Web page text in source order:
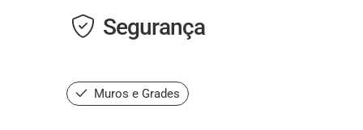
Segurança
Muros e Grades